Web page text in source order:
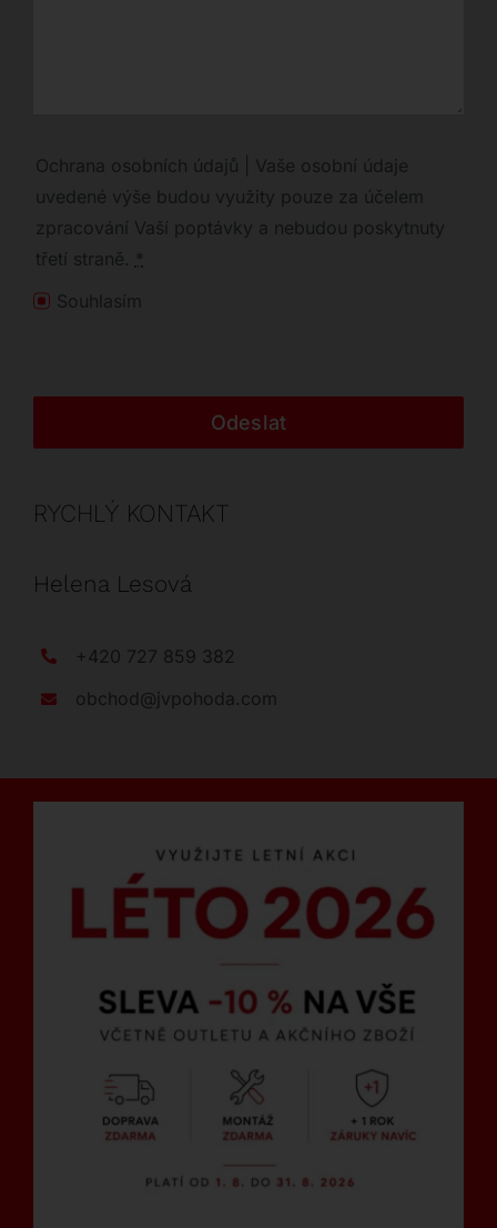
Ochrana osobních údajů | Vaše osobní údaje
uvedené výše budou využity pouze za účelem
zpracování Vaší poptávky a nebudou poskytnuty
třetí straně. *
Souhlasím
Odeslat
RYCHLÝ KONTAKT
Helena Lesová
+420 727 859 382
obchod@jvpohoda.com